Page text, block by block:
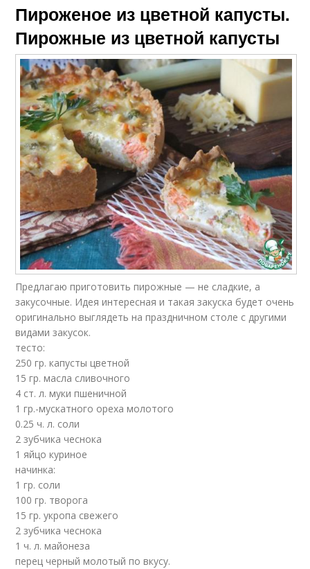
Пироженое из цветной капусты.
Пирожные из цветной капусты
Предлагаю приготовить пирожные — не сладкие, а
закусочные. Идея интересная и такая закуска будет очень
оригинально выглядеть на праздничном столе с другими
видами закусок.
тесто:
250 гр. капусты цветной
15 гр. масла сливочного
4 ст. л. муки пшеничной
1 гр.-мускатного ореха молотого
0.25 ч. л. соли
2 зубчика чеснока
1 яйцо куриное
начинка:
1 гр. соли
100 гр. творога
15 гр. укропa свежего
2 зубчика чеснока
1 ч. л. майонеза
перец черный молотый по вкусу.